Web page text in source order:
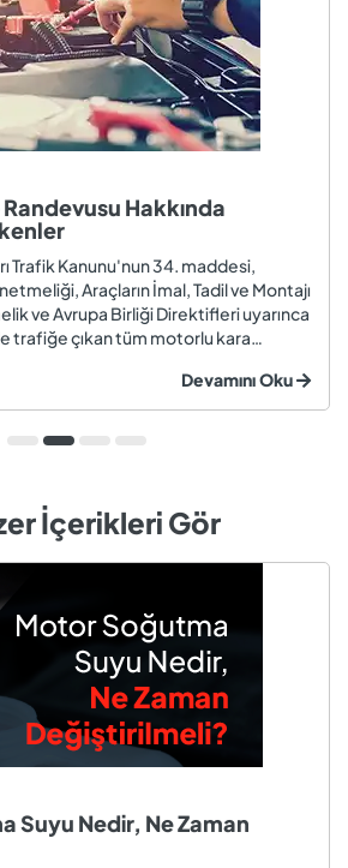
Hakkında
Trafik Kanunu'nun 34. maddesi,
Araçların İmal, Tadil ve Montajı
ve Avrupa Birliği Direktifleri uyarınca
trafiğe çıkan tüm motorlu kara
otomobil, motosiklet,
Devamını Oku
İçerikleri Gör
Suyu Nedir, Ne Zaman